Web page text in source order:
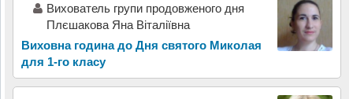
Вихователь групи продовженого дня
Плєшакова Яна Віталіївна
Виховна година до Дня святого Миколая
для 1-го класу